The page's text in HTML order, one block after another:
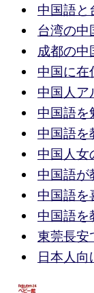
中国語と
台湾の中
成都の
中国に在
中国人ア
中国語を
中国語を
中国人女
中国語が
中国語を
中国語を
東莞長安
日本人